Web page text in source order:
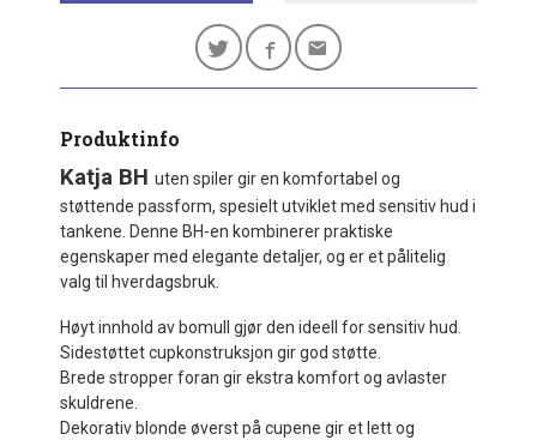
Produktinfo
Katja BH uten spiler gir en komfortabel og
støttende passform, spesielt utviklet med sensitiv hud i
tankene. Denne BH-en kombinerer praktiske
egenskaper med elegante detaljer, og er et pålitelig
valg til hverdagsbruk.
Høyt innhold av bomull gjør den ideell for sensitiv hud.
Sidestøttet cupkonstruksjon gir god støtte.
Brede stropper foran gir ekstra komfort og avlaster
skuldrene.
Dekorativ blonde øverst på cupene gir et lett og